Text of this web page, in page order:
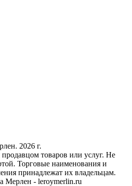
2026 г.
товаров или услуг. Не
Торговые наименования и
принадлежат их владельцам.
Мерлен - leroymerlin.ru